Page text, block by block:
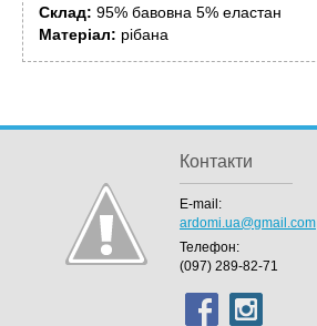
Склад: 95% бавовна 5% еластан
Матеріал: рібана
Контакти
E-mail:
ardomi.ua@gmail.com
Телефон:
(097) 289-82-71